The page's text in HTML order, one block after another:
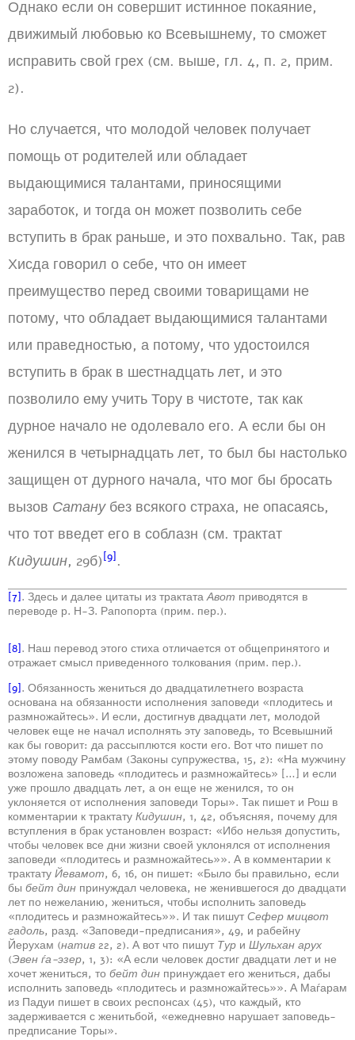
Однако если он совершит истинное покаяние,
движимый любовью ко Всевышнему, то сможет
исправить свой грех (см. выше, гл. 4, п. 2, прим.
2).
Но случается, что молодой человек получает
помощь от родителей или обладает
выдающимися талантами, приносящими
заработок, и тогда он может позволить себе
вступить в брак раньше, и это похвально. Так, рав
Хисда говорил о себе, что он имеет
преимущество перед своими товарищами не
потому, что обладает выдающимися талантами
или праведностью, а потому, что удостоился
вступить в брак в шестнадцать лет, и это
позволило ему учить Тору в чистоте, так как
дурное начало не одолевало его. А если бы он
женился в четырнадцать лет, то был бы настолько
защищен от дурного начала, что мог бы бросать
вызов Сатанубез всякого страха, не опасаясь,
что тот введет его в соблазн (см. трактат
Кидушин, 29б) [9] .
[7]. Здесь и далее цитаты из трактатаАвот приводятся в
переводе р. Н-З. Рапопорта (прим. пер.).
[8]. Наш перевод этого стиха отличается от общепринятого и
отражает смысл приведенного толкования (прим. пер.).
[9]. Обязанность жениться до двадцатилетнего возраста
основана на обязанности исполнения заповеди «плодитесь и
размножайтесь». И если, достигнув двадцати лет, молодой
человек еще не начал исполнять эту заповедь, то Всевышний
как бы говорит: да рассыплются кости его. Вот что пишет по
этому поводу Рамбам (Законы супружества, 15, 2): «На мужчину
возложена заповедь «плодитесь и размножайтесь» […] и если
уже прошло двадцать лет, а он еще не женился, то он
уклоняется от исполнения заповеди Торы». Так пишет и Рош в
комментарии к трактату Кидушин, 1, 42, объясняя, почему для
вступления в брак установлен возраст: «Ибо нельзя допустить,
чтобы человек все дни жизни своей уклонялся от исполнения
заповеди «плодитесь и размножайтесь»». А в комментарии к
трактату Йевамот, 6, 16, он пишет: «Было бы правильно, если
бы бейт дин принуждал человека, не женившегося до двадцати
лет по нежеланию, жениться, чтобы исполнить заповедь
«плодитесь и размножайтесь»». И так пишут Сефер мицвот
гадоль, разд. «Заповеди-предписания», 49, и рабейну
Йерухам (натив 22, 2). А вот что пишут Тур и Шульхан арух
(Эвен ѓа-эзер, 1, 3): «А если человек достиг двадцати лет и не
хочет жениться, то бейт дин принуждает его жениться, дабы
исполнить заповедь «плодитесь и размножайтесь»». А Маѓарам
из Падуи пишет в своих респонсах (45), что каждый, кто
задерживается с женитьбой, «ежедневно нарушает заповедь-
предписание Торы».